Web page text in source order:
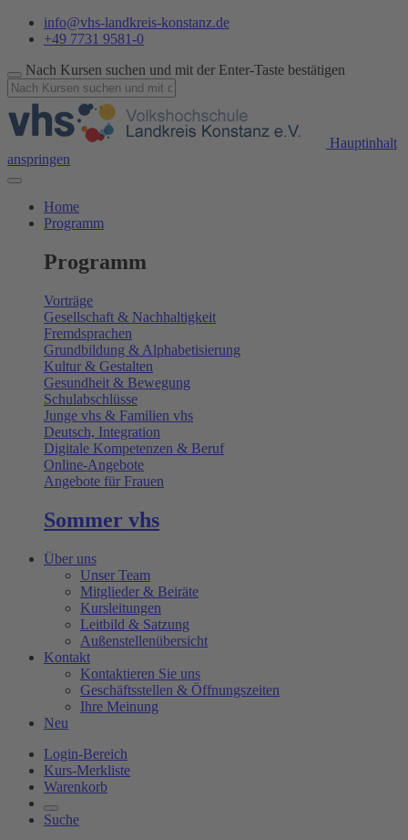
info@vhs-landkreis-konstanz.de
+49 7731 9581-0
Nach Kursen suchen und mit der Enter-Taste bestätigen
Hauptinhalt
anspringen
Home
Programm
Programm
Vorträge
Gesellschaft & Nachhaltigkeit
Fremdsprachen
Grundbildung & Alphabetisierung
Kultur & Gestalten
Gesundheit & Bewegung
Schulabschlüsse
Junge vhs & Familien vhs
Deutsch, Integration
Digitale Kompetenzen & Beruf
Online-Angebote
Angebote für Frauen
Sommer vhs
Über uns
Unser Team
Mitglieder & Beiräte
Kursleitungen
Leitbild & Satzung
Außenstellenübersicht
Kontakt
Kontaktieren Sie uns
Geschäftsstellen & Öffnungszeiten
Ihre Meinung
Neu
Login-Bereich
Kurs-Merkliste
Warenkorb
Suche